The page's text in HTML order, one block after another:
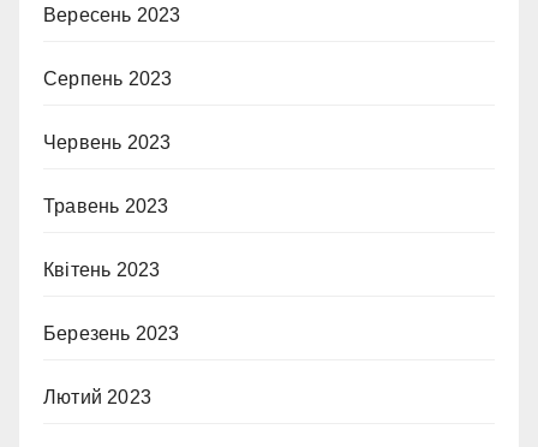
Вересень 2023
Серпень 2023
Червень 2023
Травень 2023
Квітень 2023
Березень 2023
Лютий 2023